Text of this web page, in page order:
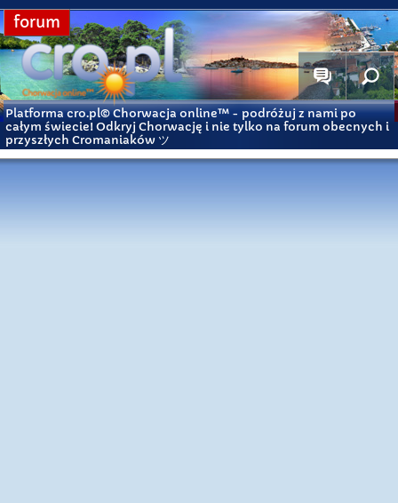
forum
Platforma cro.pl© Chorwacja online™ - podróżuj z nami po
całym świecie! Odkryj Chorwację i nie tylko na forum obecnych i
przyszłych Cromaniaków ツ